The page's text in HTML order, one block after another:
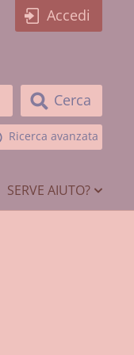
Accedi
Cerca
Ricerca avanzata
SERVE AIUTO?